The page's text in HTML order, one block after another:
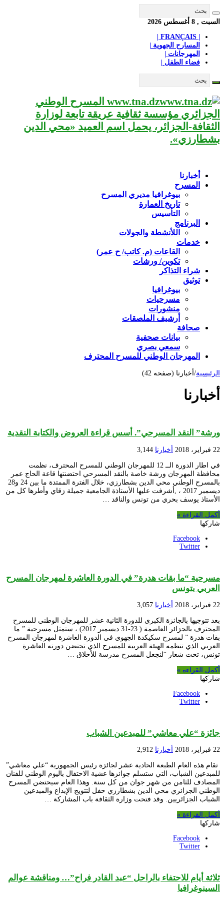
السبت , 8 أغسطس 2026
المسارح الجهوية |
المهرجانات |
فضاء الطفل |
www.tna.dz المسرح الوطني
الجزائري مؤسسة ثقافية عريقة تابعة لوزارة
الثقافة-الجزائر، يحمل اسم العميد «محي الدين
بشطارزي».
أخبارنا
المسرح
بيوغرافيا مديري المسرح
تاريخ العمارة
التأسيس
البرنامج
اللأنشطة والجولات
خدمات
القاعات (م. كاتب/ ح عمر)
تكوين/ ورشات
شراء التذاكر
توثيق
بيوغرافيا
مسرحيات
منشورات
أرشيف الملصقات
صحافة
بيانات صحفية
سمعي بصري
المهرجان الوطني للمسرح المحترف
الرئيسية/ أخبارنا (صفحه 42)
أخبارنا
ورشة” النقد المسرحي”. أسس قراءة العروض والكتابة النقدية
22 فبراير، 2018 أخبارنا 3,144
في اطار الدورة الــ 12 للمهرجان الوطني للمسرح المحترف، نظمت
محافظة المهرجان ورشة خاصة بالنقد المسرحي احتضنتها قاعة الحاج عمر
بالمسرح الوطني محي الدين بشطارزي، خلال الفترة الممتدة ما بين 24 و28
ديسمبر 2017 ، ,أشرفت عليها الأستاذة الجامعية جميلة زقاي وأطرها كل من
الأستاذ يوسف بحري من تونس والناقد …
أكمل القراءة »
شاركها
Facebook
Twitter
مسرحية “ما بقات هدرة” في الدورة العاشرة لمهرجان المسرح
العربي بتونس
22 فبراير، 2018 أخبارنا 3,057
بعد تتوجيها بالجائزة الكبرى للدورة الثانية عشر للمهرجان الوطني للمسرح
المحترف بالجزائر العاصمة ( 23-31 ديسمبر 2017) ، ستمثل مسرحية ” ما
بقات هدرة ” لمسرح سكيكدة الجهوي في الدورة العاشرة لمهرجان المسرح
العربي الذي تنظمه الهيئة العربية للمسرح الذي تحتضن دورته العاشرة
تونس، تحت شعار “لنجعل المسرح مدرسة للأخلاق …
أكمل القراءة »
شاركها
Facebook
Twitter
جائزة “علي معاشي” للمبدعين الشباب
22 فبراير، 2018 أخبارنا 2,912
تقام هذه العام الطبعة الحادية عشر لجائزة رئيس الجمهورية “علي معاشي”
للمبدعين الشباب، التي ستسلم جوائزها عشية الاحتفال باليوم الوطني للفنان
المصادف للثامن من شهر جوان من كل سنة. وهذا العام سيحتضن المسرح
الوطني الجزائري محي الدين بشطارزي حفل لتتويج الإبداع والمبدعين
الشباب الجزائريين. وقد فتحت وزارة الثقافة باب المشاركة …
أكمل القراءة »
شاركها
Facebook
Twitter
ثلاثة أيام للاحتفاء بالراحل “عبد القادر فراح”… ومناقشة عوالم
السينوغرافيا